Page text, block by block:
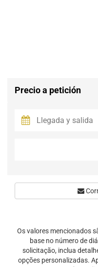
Precio a petición
Os valores mencionados
base no número de
solicitação, inclua
opções personalizadas.